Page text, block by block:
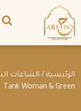
الرئيسية/الساعات
Tank Woman & Green